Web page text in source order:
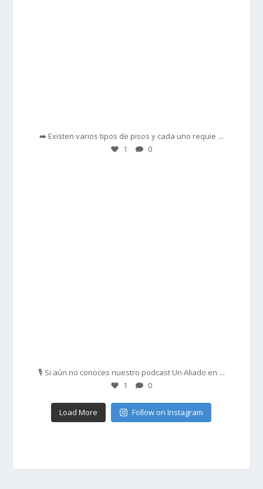
➡️ Existen varios tipos de pisos y cada uno requie ...
1 0
🎙️ Si aún no conoces nuestro podcast Un Aliado en ...
1 0
Load More Follow on Instagram